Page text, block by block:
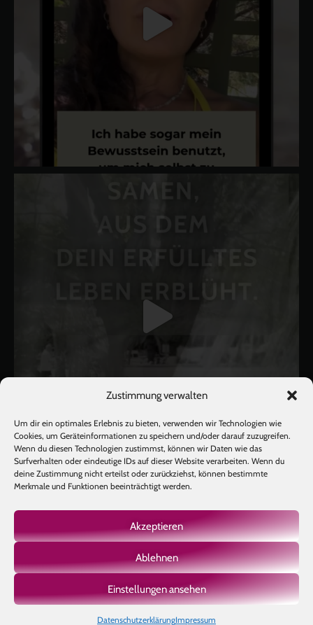
Zustimmung verwalten
Um dir ein optimales Erlebnis zu bieten, verwenden wir Technologien wie
Cookies, um Geräteinformationen zu speichern und/oder darauf zuzugreifen.
Wenn du diesen Technologien zustimmst, können wir Daten wie das
Surfverhalten oder eindeutige IDs auf dieser Website verarbeiten. Wenn du
deine Zustimmung nicht erteilst oder zurückziehst, können bestimmte
Merkmale und Funktionen beeinträchtigt werden.
Akzeptieren
Ablehnen
Einstellungen ansehen
DatenschutzerklärungImpressum
Mehr laden Auf Instagram folgen
Copyright © 2026 BIOTIC INSTITUTE |Impressum|Datenschutz
|AGB|
Made with
by Ben's Way